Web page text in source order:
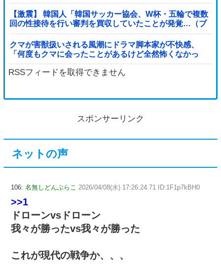
【激震】 韓国人「韓国サッカー協会、W杯・五輪で複数
回の性接待を行い審判を買収していたことが発覚…（ブ
ルブル」＝韓国の反応
クマが害獣扱いされる風潮にドラマ脚本家が不快感、
「何度もクマに会ったことがあるけど全然怖くなかっ
た」と主張しており……他
RSSフィードを取得できません
スポンサーリンク
ネットの声
106: 名無しどんぶらこ 2026/04/08(水) 17:26:24.71 ID:1F1p7kBH0
>>1
ドローンvsドローン
我々が勝ったvs我々が勝った
これが現代の戦争か、、、